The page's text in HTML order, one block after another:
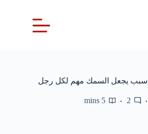
2
5 mins